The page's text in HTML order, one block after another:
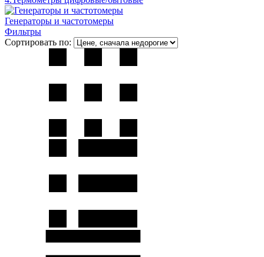
Генераторы и частотомеры
Фильтры
Сортировать по: